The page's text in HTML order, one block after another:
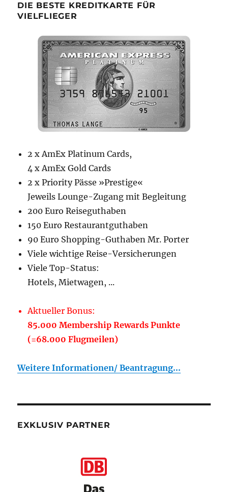
DIE BESTE KREDITKARTE FÜR
VIELFLIEGER
2 x AmEx Platinum Cards,
4 x AmEx Gold Cards
2 x Priority Pässe »Prestige«
Jeweils Lounge-Zugang mit Begleitung
200 Euro Reiseguthaben
150 Euro Restaurantguthaben
90 Euro Shopping-Guthaben Mr. Porter
Viele wichtige Reise-Versicherungen
Viele Top-Status:
Hotels, Mietwagen, ...
Aktueller Bonus:
85.000 Membership Rewards Punkte
(=68.000 Flugmeilen)
Weitere Informationen/ Beantragung...
EXKLUSIV PARTNER